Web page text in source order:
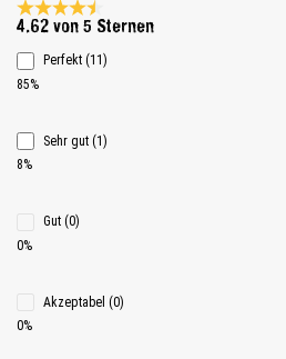
Durchschnittliche Bewertung 4.6 von 5
4.62 von 5 Sternen
Perfekt (11)
85%
Sehr gut (1)
8%
Gut (0)
0%
Akzeptabel (0)
0%